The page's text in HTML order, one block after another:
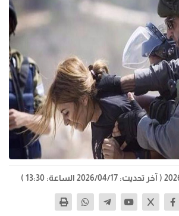
( آخر تحديث: 2026/04/17 الساعة: 13:30 )